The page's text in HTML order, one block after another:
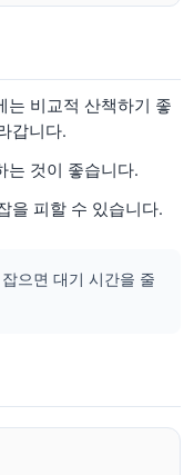
는 비교적 산책하기 좋
갑니다.
는 것이 좋습니다.
을 피할 수 있습니다.
으면 대기 시간을 줄